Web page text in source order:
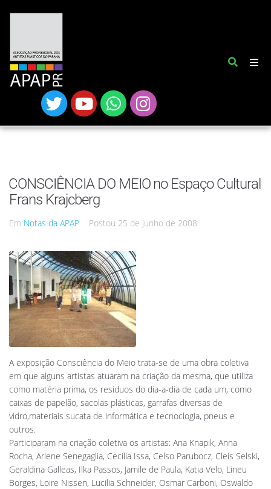
CONSCIÊNCIA DO MEIO no Espaço Cultural
Frans Krajcberg
Em Notas da APAP Postou 25 de junho de 2008
A exposição Consciência do Meio trata-se de uma obra coletiva
em que alguns artistas atuaram na criação da mesma, que utiliza
como matéria prima, os resíduos do dia-a-dia de cada um, como
caixas de papelão, sacolas plásticas, garrafas diversas de
vidro,materiais sucata de informática e tecnoclogia, pneus e
outros.
Participaram na criação coletiva os artistas: Ana Knapik, Anna
Rocha, Arlene Senegaglia, Cecília Issa, Celso Parubocz, Cleis Selski,
Geraldina Galleas, Ilka Passos, Jamile de Paula, Katia Velo, Lineu
Borges, Loire Nissen, Lucilia Schneider, Osmar Carboni, Oswaldo